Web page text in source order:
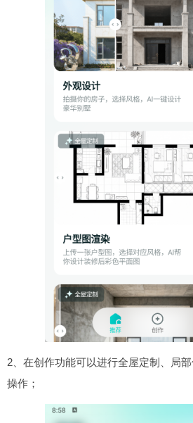
2、在创作功能可以进行全屋定制、局
操作；